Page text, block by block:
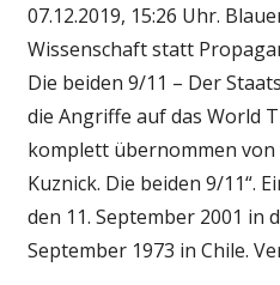
07.12.2019, 15:26 Uhr.
Wissenschaft statt
Die beiden 9/11 – Der
die Angriffe auf das World
komplett übernommen von
Kuznick. Die beiden 9/11“.
den 11. September 2001 in
September 1973 in Chile.